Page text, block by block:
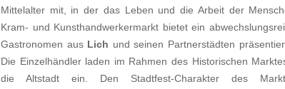
Mittelalter mit, in der das Leben und die Arbeit der
Kram- und Kunsthandwerkermarkt bietet ein
Gastronomen aus Lich und seinen Partnerstädten
Die Einzelhändler laden im Rahmen des Historischen
die Altstadt ein. Den Stadtfest-Charakter des